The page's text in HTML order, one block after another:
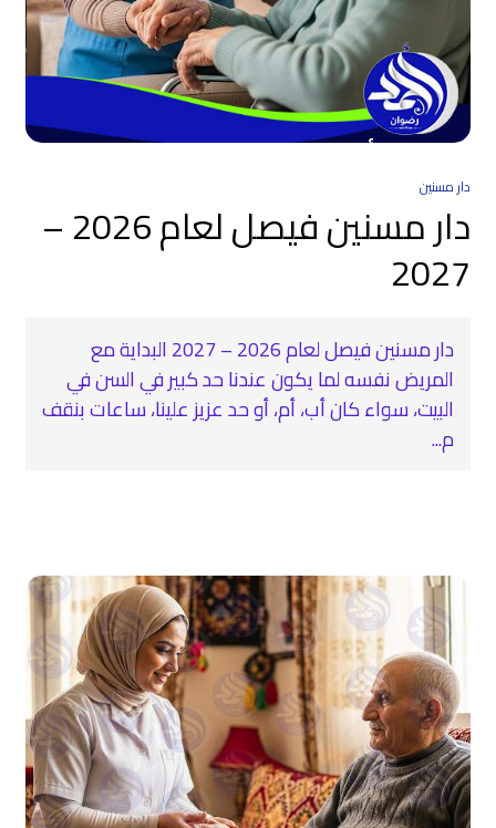
دار مسنين
دار مسنين فيصل لعام 2026 –
2027
دار مسنين فيصل لعام 2026 – 2027 البداية مع
المريض نفسه لما يكون عندنا حد كبير في السن في
البيت، سواء كان أب، أم، أو حد عزيز علينا، ساعات بنقف
م...